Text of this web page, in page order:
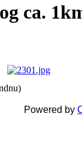
ca.
Powered by